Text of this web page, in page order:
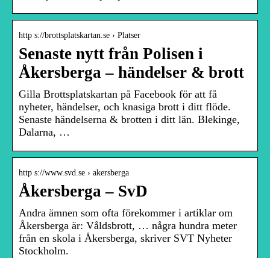
http s://brottsplatskartan.se › Platser
Senaste nytt från Polisen i
Åkersberga – händelser & brott
Gilla Brottsplatskartan på Facebook för att få
nyheter, händelser, och knasiga brott i ditt flöde.
Senaste händelserna & brotten i ditt län. Blekinge,
Dalarna, …
http s://www.svd.se › akersberga
Åkersberga – SvD
Andra ämnen som ofta förekommer i artiklar om
Åkersberga är: Våldsbrott, … några hundra meter
från en skola i Åkersberga, skriver SVT Nyheter
Stockholm.